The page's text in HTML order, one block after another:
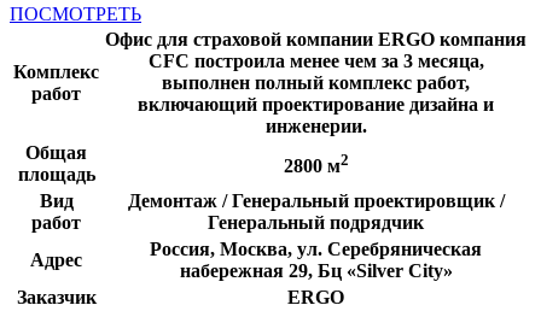
ПОСМОТРЕТЬ
Комплекс
работ
Офис для страховой компании ERGO компания
CFC построила менее чем за 3 месяца,
выполнен полный комплекс работ,
включающий проектирование дизайна и
инженерии.
Общая
площадь
2800 м2
Вид
работ
Демонтаж / Генеральный проектировщик /
Генеральный подрядчик
Адрес
Россия, Москва, ул. Серебряническая
набережная 29, Бц «Silver City»
Заказчик
ERGO